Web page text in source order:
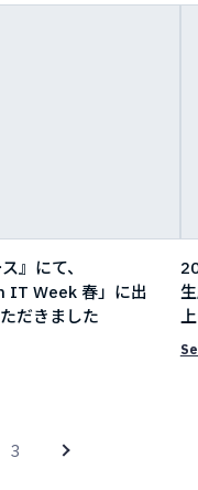
』にて、
IT Week 春」に出
だきました
3